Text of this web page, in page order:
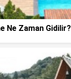
Ne Zaman Gidilir?